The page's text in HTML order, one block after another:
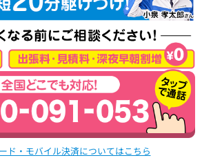
ド・モバイル決済についてはこちら